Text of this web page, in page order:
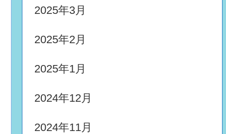
2025年3月
2025年2月
2025年1月
2024年12月
2024年11月